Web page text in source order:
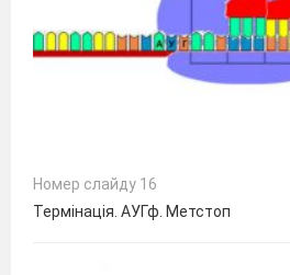
Номер слайду 16
Термінація. АУГф. Метстоп